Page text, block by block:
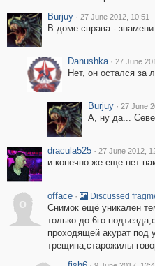
Burjuy · 27 June 2012, 10:51
В доме справа -
Danushka · 27 June
Нет, он остался за
Burjuy · 27 June
А, ну да...
dracula525 · 27 June 2012,
и конечно же еще нет
o
offace · Discussed
Снимок ещё уникален
только до 6го
проходящей акурат под
трещина,старожилы